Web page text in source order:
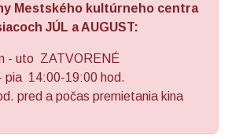
Mestského kultúrneho centra
JÚL a AUGUST:
- uto ZATVORENÉ
pia 14:00-19:00 hod.
pred a počas premietania kina